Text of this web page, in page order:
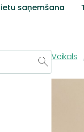
saņemšana
Veikals